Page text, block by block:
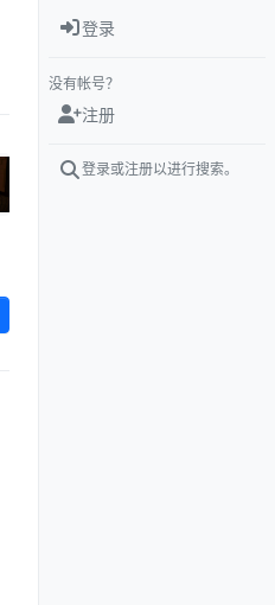
登录
没有帐号？
注册
登录或注册以进行搜索。